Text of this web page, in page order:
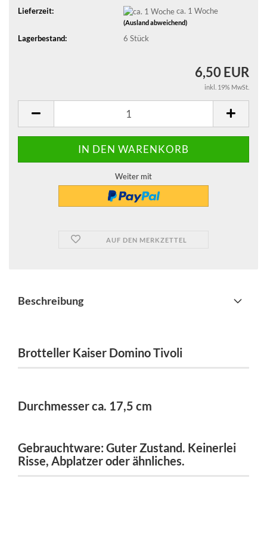
Lieferzeit:
ca. 1 Woche
(Ausland abweichend)
Lagerbestand: 6 Stück
6,50 EUR
inkl. 19% MwSt.
Weiter mit
AUF DEN MERKZETTEL
Beschreibung
Brotteller Kaiser Domino Tivoli
Durchmesser ca. 17,5 cm
Gebrauchtware: Guter Zustand. Keinerlei
Risse, Abplatzer oder ähnliches.